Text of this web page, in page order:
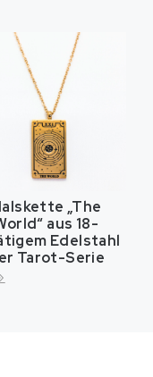
„The
aus 18-
Edelstahl
Tarot-Serie